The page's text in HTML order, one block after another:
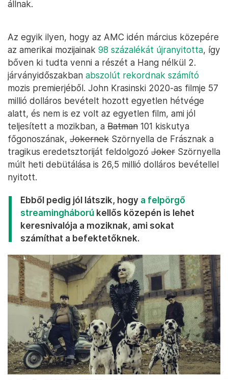
állnak.
Az egyik ilyen, hogy az AMC idén március közepére
az amerikai mozijainak 98 százalékát újranyitotta, így
bőven ki tudta venni a részét a Hang nélkül 2.
járványidőszakban abszolút rekordnak számító
mozis premierjéből. John Krasinski 2020-as filmje 57
millió dolláros bevételt hozott egyetlen hétvége
alatt, és nem is ez volt az egyetlen film, ami jól
teljesített a mozikban, a Batman 101 kiskutya
főgonoszának, Jokernek Szörnyella de Frásznak a
tragikus eredetsztoriját feldolgozó Joker Szörnyella
múlt heti debütálása is 26,5 millió dolláros bevétellel
nyitott.
Ebből pedig jól látszik, hogy a felpörgő
streamingháború kellős közepén is lehet
keresnivalója a moziknak, ami sokat
számíthat a befektetőknek.